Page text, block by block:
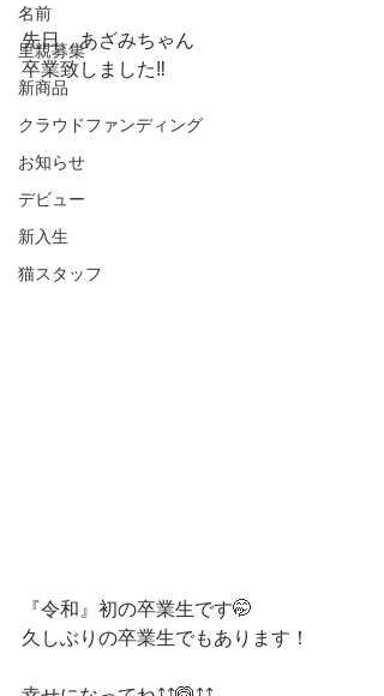
名前
里親募集
新商品
クラウドファンディング
お知らせ
デビュー
新入生
猫スタッフ
先日、あざみちゃん
卒業致しました‼️
『令和』初の卒業生です🤭
久しぶりの卒業生でもあります！